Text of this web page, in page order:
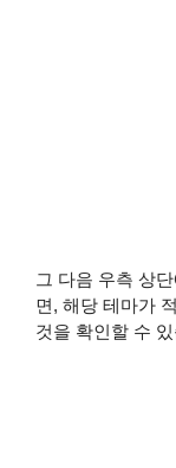
그 다음 우측 상
면, 해당 테마가
것을 확인할 수